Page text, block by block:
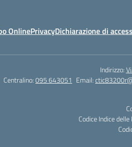
OnlinePrivacyDichiarazione di
Indirizzo:
Centralino:095 643051 Email:
Codice Indice